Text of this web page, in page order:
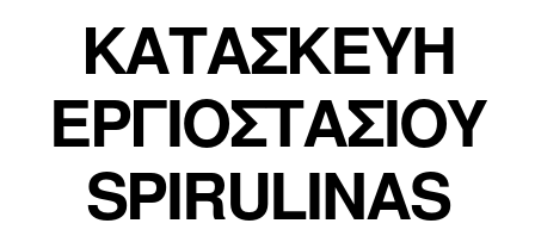
ΚΑΤΑΣΚΕΥΗ
ΕΡΓΙΟΣΤΑΣΙΟΥ
SPIRULINAS